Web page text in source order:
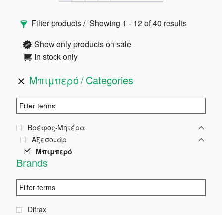
Αρχική
Πλευρική
Στήλη
Filter products
Showing 1 - 12 of 40 results
Show only products on sale
In stock only
Μπιμπερό Categories
Βρέφος-Μητέρα
Αξεσουάρ
Μπιμπερό
Brands
Difrax